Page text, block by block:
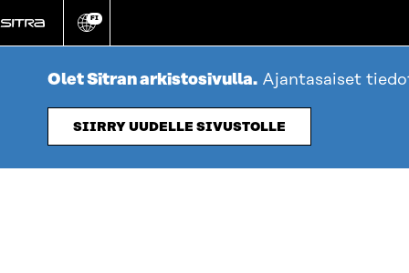
suoraan
sisältöön
Vaihda
kieli
FI
Olet Sitran arkistosivulla. Ajantasaiset
SIIRRY UUDELLE SIVUSTOLLE